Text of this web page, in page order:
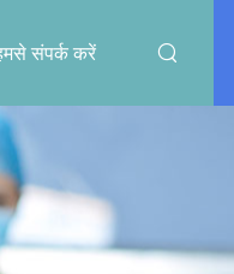
संपर्क करें